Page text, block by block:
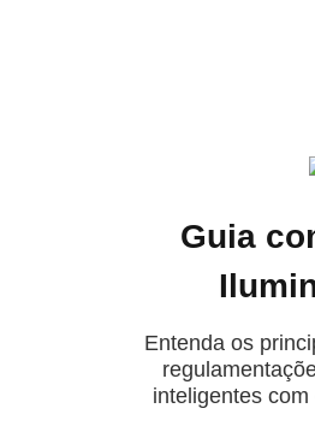
Guia
Entenda os
inteligentes